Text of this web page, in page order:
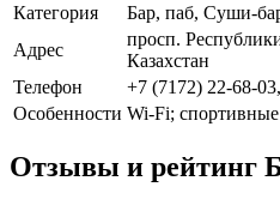
Категория
Бар, паб, Суши-
Адрес
просп.
Казахстан
Телефон
+7 (7172) 22-68-
Особенности Wi-Fi;
Отзывы и рейтинг